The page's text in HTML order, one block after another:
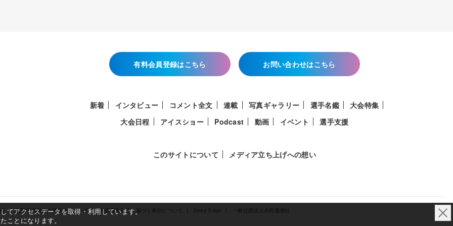
有料会員登録はこちら お問い合わせはこちら
新着 インタビュー コメント全文 連載 写真ギャラリー 選手名鑑
大会特集
大会日程
アイスショー Podcast 動画 イベント 選手支援
このサイトについて メディア立ち上げへの想い
利用者情報の外部送信について 特定商取引法に基づく表示について
アクセスデータを取得・利用しています。
ことになります。